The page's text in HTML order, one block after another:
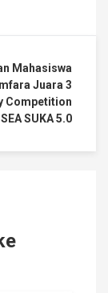
Mahasiswa
Juara 3
Competition
SEA SUKA 5.0